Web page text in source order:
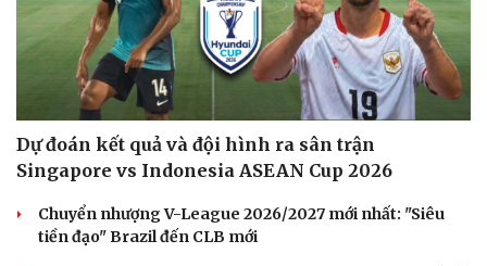
Dự đoán kết quả và đội hình ra sân trận
Singapore vs Indonesia ASEAN Cup 2026
Chuyển nhượng V-League 2026/2027 mới nhất: "Siêu
tiền đạo" Brazil đến CLB mới